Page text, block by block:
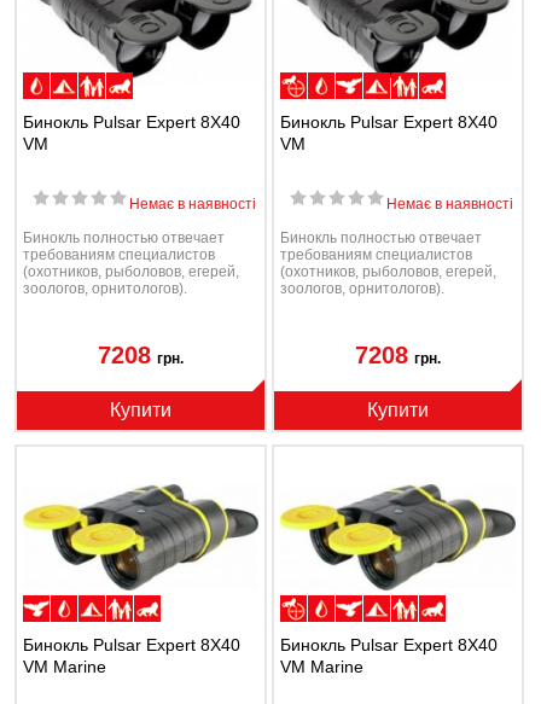
Бинокль Pulsar Expert 8Х40
VM
Немає в наявності
Бинокль полностью отвечает
требованиям специалистов
(охотников, рыболовов, егерей,
зоологов, орнитологов).
7208 грн.
Купити
Бинокль Pulsar Expert 8Х40
VM
Немає в наявності
Бинокль полностью отвечает
требованиям специалистов
(охотников, рыболовов, егерей,
зоологов, орнитологов).
7208 грн.
Купити
Бинокль Pulsar Expert 8Х40
VM Marine
Бинокль Pulsar Expert 8Х40
VM Marine